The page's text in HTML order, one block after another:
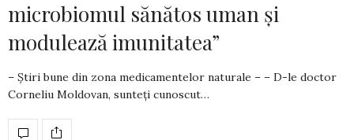
microbiomul sănătos uman şi
modulează imunitatea”
– Știri bune din zona medicamentelor naturale – – D-le doctor
Corneliu Moldovan, sunteți cu­noscut…